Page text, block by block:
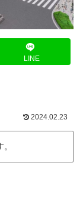
LINE
2024.02.23